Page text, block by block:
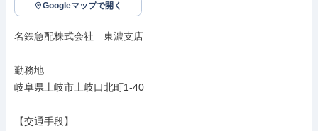
Googleマップで開く
名鉄急配株式会社　東濃支店
勤務地
岐阜県土岐市土岐口北町1-40
【交通手段】